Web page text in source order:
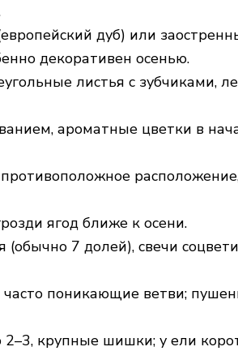
дуб) или
декоративен осенью.
листья с зубчиками,
ароматные цветки в
ягод ближе к осени.
7 долей), свечи
поникающие ветви;
крупные шишки; у ели